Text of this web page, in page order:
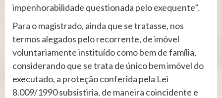
impenhorabilidade questionada pelo exequente”.
Para o magistrado, ainda que se tratasse, nos
termos alegados pelo recorrente, de imóvel
voluntariamente instituído como bem de família,
considerando que se trata de único bem imóvel do
executado, a proteção conferida pela Lei
8.009/1990 subsistiria, de maneira coincidente e